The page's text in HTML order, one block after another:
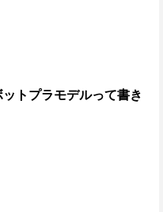
トプラモデルって書き